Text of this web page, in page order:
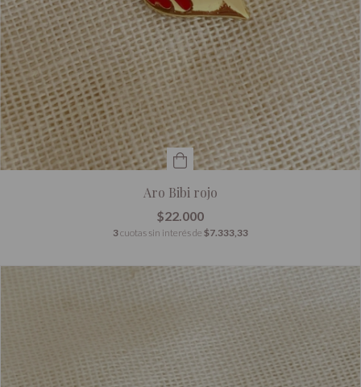
Aro Bibi rojo
$22.000
3cuotas sin interés de $7.333,33